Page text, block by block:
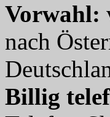
Vorwahl:
nach
Billig